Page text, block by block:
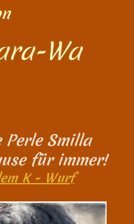
Wa
Perle Smilla
für immer!
K - Wurf